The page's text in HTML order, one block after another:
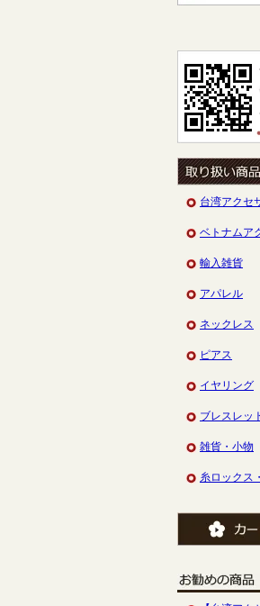
台湾アクセ
ベトナムア
輸入雑貨
アパレル
ネックレス
ピアス
イヤリング
ブレスレッ
雑貨・小物
糸ロックス